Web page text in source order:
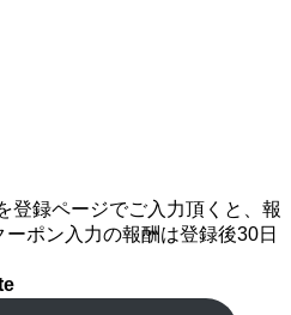
登録ページでご入力頂くと、報
ポン入力の報酬は登録後30日